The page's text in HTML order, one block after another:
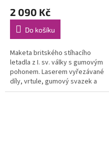
2 090 Kč
Do košíku
Maketa britského stíhacího
letadla z I. sv. války s gumovým
pohonem. Laserem vyřezávané
díly, vrtule, gumový svazek a
potah. materiál. Rozpětí 610